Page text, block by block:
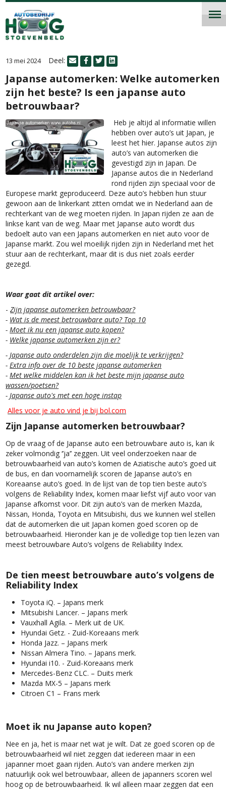
13 mei 2024 Deel:
Japanse automerken: Welke automerken
zijn het beste? Is een japanse auto
betrouwbaar?
Heb je altijd al informatie willen
hebben over auto’s uit Japan, je
leest het hier. Japanse autos zijn
auto’s van automerken die
gevestigd zijn in Japan. De
Japanse autos die in Nederland
rond rijden zijn speciaal voor de
Europese markt geproduceerd. Deze auto’s hebben hun stuur
gewoon aan de linkerkant zitten omdat we in Nederland aan de
rechterkant van de weg moeten rijden. In Japan rijden ze aan de
linkse kant van de weg. Maar met Japanse auto wordt dus
bedoelt auto van een Japans automerken en niet auto voor de
Japanse markt. Zou wel moeilijk rijden zijn in Nederland met het
stuur aan de rechterkant, maar dit is dus niet zoals eerder
gezegd.
Waar gaat dit artikel over:
- Zijn japanse automerken betrouwbaar?
- Wat is de meest betrouwbare auto? Top 10
-Moet ik nu een japanse auto kopen?
- Welke japanse automerken zijn er?
-Japanse auto onderdelen zijn die moelijk te verkrijgen?
-Extra info over de 10 beste japanse automerken
-Met welke middelen kan ik het beste mijn japanse auto
wassen/poetsen?
-Japanse auto's met een hoge instap
Alles voor je auto vind je bij bol.com
Zijn Japanse automerken betrouwbaar?
Op de vraag of de Japanse auto een betrouwbare auto is, kan ik
zeker volmondig ‘’ja’’ zeggen. Uit veel onderzoeken naar de
betrouwbaarheid van auto’s komen de Aziatische auto’s goed uit
de bus, en dan voornamelijk scoren de Japanse auto’s en
Koreaanse auto’s goed. In de lijst van de top tien beste auto’s
volgens de Reliability Index, komen maar liefst vijf auto voor van
Japanse afkomst voor. Dit zijn auto’s van de merken Mazda,
Nissan, Honda, Toyota en Mitsubishi, dus we kunnen wel stellen
dat de automerken die uit Japan komen goed scoren op de
betrouwbaarheid. Hieronder kan je de volledige top tien lezen van
meest betrouwbare Auto’s volgens de Reliability Index.
De tien meest betrouwbare auto’s volgens de
Reliability Index
Toyota iQ. – Japans merk
Mitsubishi Lancer. – Japans merk
Vauxhall Agila. – Merk uit de UK.
Hyundai Getz. - Zuid-Koreaans merk
Honda Jazz. – Japans merk
Nissan Almera Tino. – Japans merk.
Hyundai i10. - Zuid-Koreaans merk
Mercedes-Benz CLC. – Duits merk
Mazda MX-5 – Japans merk
Citroen C1 – Frans merk
Moet ik nu Japanse auto kopen?
Nee en ja, het is maar net wat je wilt. Dat ze goed scoren op de
betrouwbaarheid wil niet zeggen dat iedereen maar in een
japanner moet gaan rijden. Auto’s van andere merken zijn
natuurlijk ook wel betrouwbaar, alleen de japanners scoren wel
hoog op de betrouwbaarheid. Ik wil alleen maar zeggen dat een